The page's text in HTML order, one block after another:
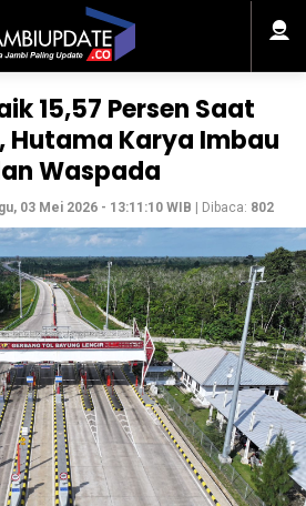
15,57 Persen Saat
Hutama Karya Imbau
Waspada
03 Mei 2026 - 13:11:10 WIB | Dibaca: 802